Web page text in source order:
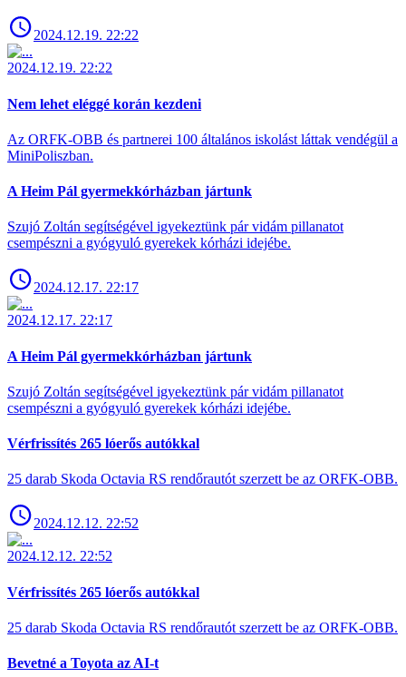
2024.12.19. 22:22
2024.12.19. 22:22
Nem lehet eléggé korán kezdeni
Az ORFK-OBB és partnerei 100 általános iskolást láttak vendégül a
MiniPoliszban.
A Heim Pál gyermekkórházban jártunk
Szujó Zoltán segítségével igyekeztünk pár vidám pillanatot
csempészni a gyógyuló gyerekek kórházi idejébe.
2024.12.17. 22:17
2024.12.17. 22:17
A Heim Pál gyermekkórházban jártunk
Szujó Zoltán segítségével igyekeztünk pár vidám pillanatot
csempészni a gyógyuló gyerekek kórházi idejébe.
Vérfrissítés 265 lóerős autókkal
25 darab Skoda Octavia RS rendőrautót szerzett be az ORFK-OBB.
2024.12.12. 22:52
2024.12.12. 22:52
Vérfrissítés 265 lóerős autókkal
25 darab Skoda Octavia RS rendőrautót szerzett be az ORFK-OBB.
Bevetné a Toyota az AI-t